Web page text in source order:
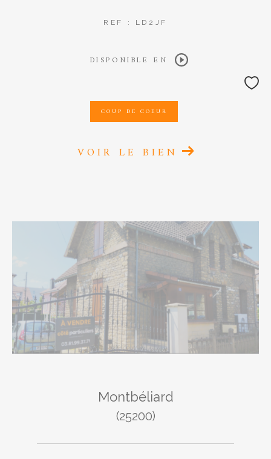
REF : LD2JF
DISPONIBLE EN
COUP DE COEUR
VOIR LE BIEN
Montbéliard
(25200)